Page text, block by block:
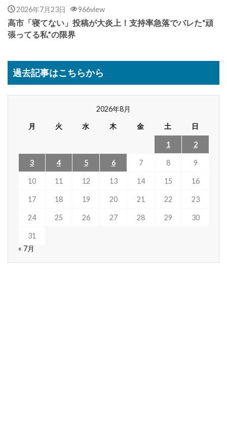
2026年7月23日 966view
高市「寝てない」投稿が大炎上！支持率急落でバレた“頑
張ってる私”の限界
過去記事はこちらから
2026年8月
月
火 水 木 金 土 日
1 2
3 4 5 6 7 8 9
10 11 12 13 14 15 16
17 18 19 20 21 22 23
24 25 26 27 28 29 30
31
« 7月